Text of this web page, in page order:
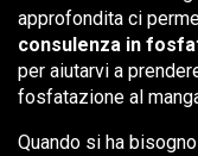
approfondita ci
consulenza in
per aiutarvi a
fosfatazione al
Quando si ha